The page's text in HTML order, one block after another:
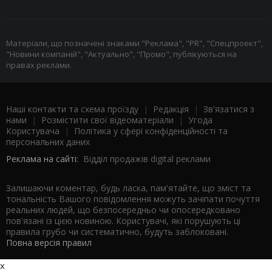
Матеріали, що позначені знаками "Реклама", "PR", "Спецпроект",
"Новини компаній", "Актуально", "Промо", публікуються на
правах реклами.
Наші контакти та схема проїзду | Редакція | Зв'язатися з
нами | Розмістити свої відеоматеріали | Угода
Користувача |
Політика у сфері конфіденційності та
персональних даних
Реклама на сайті: Відділ продажів digital реклами
Залишаючи коментар, будь ласка, пам'ятайте, що зміст та
тональність Вашого повідомлення можуть зачіпати почуття
реальних людей, що безпосередньо чи опосередковано
пов'язані із цією новиною. Користувачі, які порушують ці
правила грубо чи систематично, будуть заблоковані.
Повна версія правил
x